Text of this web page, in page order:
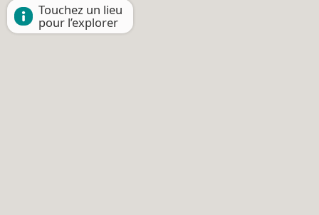
Touchez un lieu
pour l’explorer